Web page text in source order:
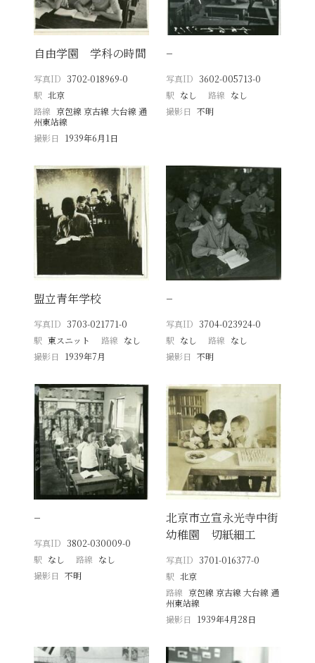
自由学園 学科の時間
写真ID 3702-018969-0
駅 北京
路線 京包線 京古線 大台線 通
州東站線
撮影日
1939年6月1日
−
写真ID 3602-005713-0
駅 なし 路線 なし
撮影日 不明
盟立青年学校
写真ID 3703-021771-0
駅 東スニット 路線 なし
撮影日
1939年7月
−
写真ID 3704-023924-0
駅 なし 路線 なし
撮影日 不明
−
写真ID 3802-030009-0
駅 なし 路線 なし
撮影日
不明
北京市立宣永光寺中街
幼稚園 切紙細工
写真ID 3701-016377-0
駅 北京
路線 京包線 京古線 大台線 通
州東站線
撮影日
1939年4月28日